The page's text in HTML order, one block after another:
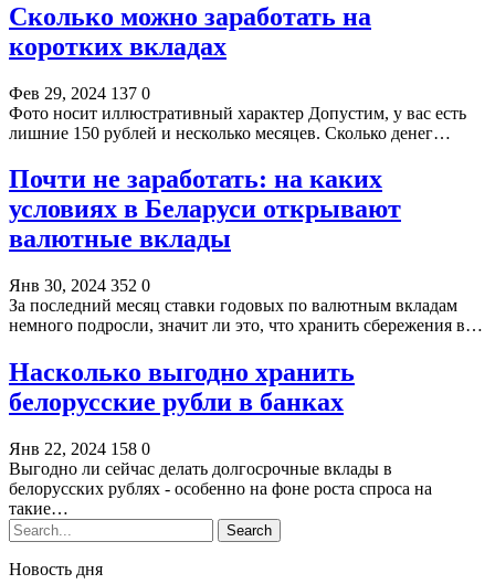
Сколько можно заработать на
коротких вкладах
Фев 29, 2024 137 0
Фото носит иллюстративный характер Допустим, у вас есть
лишние 150 рублей и несколько месяцев. Сколько денег…
Почти не заработать: на каких
условиях в Беларуси открывают
валютные вклады
Янв 30, 2024 352 0
За последний месяц ставки годовых по валютным вкладам
немного подросли, значит ли это, что хранить сбережения в…
Насколько выгодно хранить
белорусские рубли в банках
Янв 22, 2024 158 0
Выгодно ли сейчас делать долгосрочные вклады в
белорусских рублях - особенно на фоне роста спроса на
такие…
Новость дня